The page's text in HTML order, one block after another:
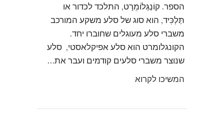
הספר. קוֹנְגְּלוֹמֵרָט, התלכד לכדור או
תַּלְכִּיד, הוא סוג של סלע משקע המורכב
משברי סלע מעוגלים שחוברו יחד.
הקונגלומרט הוא סלע אפיקלאסטי, סלע
שנוצר משברי סלעים קודמים ועבר את…
המשיכו לקרוא